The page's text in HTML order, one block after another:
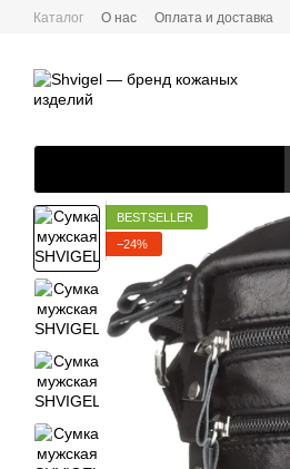
Перейти к основному контенту
Каталог О нас Оплата и доставка
BESTSELLER
−24%